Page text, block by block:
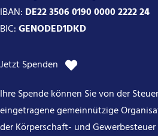
IBAN: DE22 3506 0190 0000 2222 24
BIC: GENODED1DKD
Jetzt Spenden
Ihre Spende können Sie von der
eingetragene gemeinnützige
der Körperschaft- und Gewerbesteuer